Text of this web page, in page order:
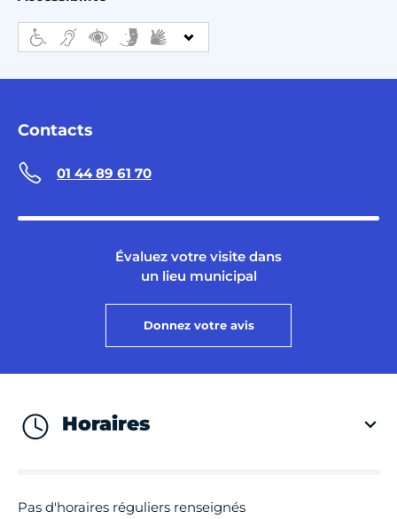
Contacts
01 44 89 61 70
Évaluez votre visite dans
un lieu municipal
Donnez votre avis
Horaires
Pas d'horaires réguliers renseignés